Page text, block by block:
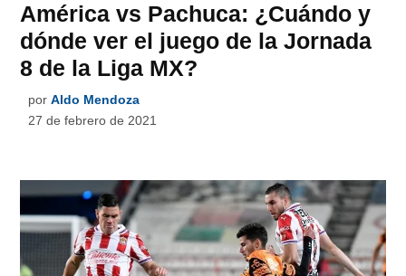
América vs Pachuca: ¿Cuándo y
dónde ver el juego de la Jornada
8 de la Liga MX?
por Aldo Mendoza
27 de febrero de 2021